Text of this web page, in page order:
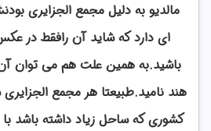
مالدیو به دلیل مجمع الجزایری
ای دارد که شاید آن رافقط در
باشید.به همین علت هم می توان
هند نامید.طبیعتا هر مجمع
کشوری که ساحل زیاد داشته باشد با